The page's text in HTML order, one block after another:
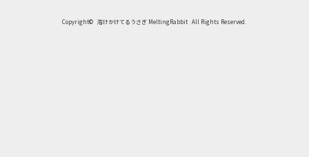
Copyright©溶けかけてるうさぎ MeltingRabbit All Rights Reserved.